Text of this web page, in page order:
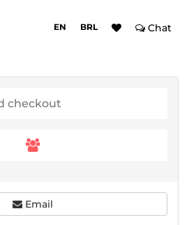
EN BRL Chat
Email